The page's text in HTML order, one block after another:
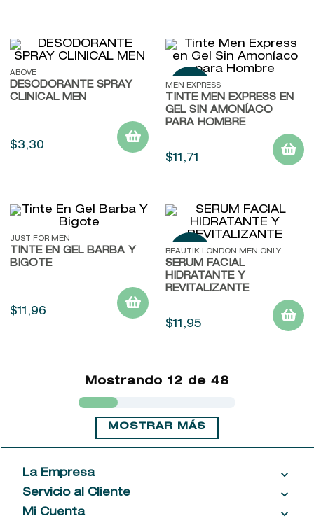
ABOVE
DESODORANTE SPRAY
CLINICAL MEN
$3,30
MEN EXPRESS
TINTE MEN EXPRESS EN
GEL SIN AMONÍACO
PARA HOMBRE
$11 , 71
JUST FOR MEN
TINTE EN GEL BARBA Y
BIGOTE
$11 ,96
BEAUTIK LONDON MEN ONLY
SERUM FACIAL
HIDRATANTE Y
REVITALIZANTE
$11 ,95
Mostrando 12 de 48
MOSTRAR MÁS
La Empresa
Acerca de las Fragancias
Ventas al por mayor
Servicio al Cliente
Contáctanos
Mi Cuenta